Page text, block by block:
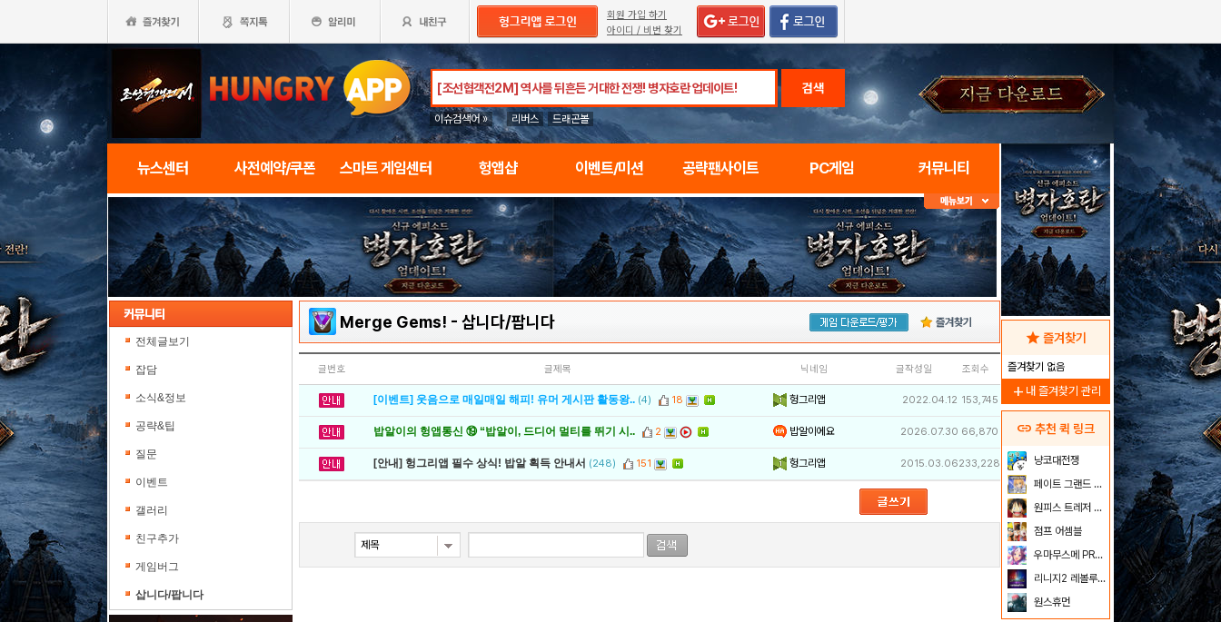
회원 가입 하기
아이디 / 비번 찾기
검색
이슈검색어 » 리버스 드래곤볼
뉴스센터 사전예약/쿠폰 스마트 게임센터 헝앱샵 이벤트/미션 공략팬사이트 PC게임 커뮤니티
전체글보기
잡담
소식&정보
공략&팁
질문
이벤트
갤러리
친구추가
게임버그
삽니다/팝니다
Merge Gems! - 삽니다/팝니다 즐겨찾기
글번호 글제목 닉네임 글작성일 조회수
[이벤트] 웃음으로 매일매일 해피! 유머 게시판 활동왕.. (4) 18 헝그리앱 2022.04.12 153,745
밥알이의 헝앱통신 ⑲ “밥알이, 드디어 멀티를 뛰기 시.. 2 밥알이에요 2026.07.30 66,870
[안내] 헝그리앱 필수 상식! 밥알 획득 안내서 (248) 151 헝그리앱 2015.03.06233,228
star 즐겨찾기
즐겨찾기 없음
add 내 즐겨찾기 관리
link 추천 퀵 링크
냥코대전쟁
페이트 그랜드 오더
원피스 트레저 크루즈
점프 어셈블
우마무스메 PRETTY DERBY
리니지2 레볼루션
원스휴먼